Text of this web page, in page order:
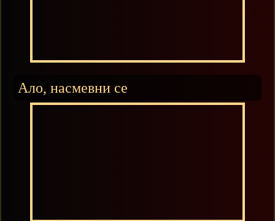
Ало, насмевни се